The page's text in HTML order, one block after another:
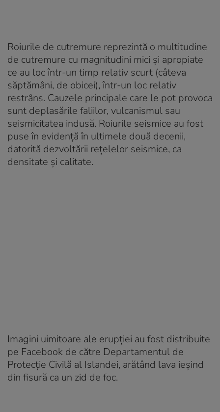
Roiurile de cutremure reprezintă o multitudine
de cutremure cu magnitudini mici și apropiate
ce au loc într-un timp relativ scurt (câteva
săptămâni, de obicei), într-un loc relativ
restrâns. Cauzele principale care le pot provoca
sunt deplasările faliilor, vulcanismul sau
seismicitatea indusă. Roiurile seismice au fost
puse în evidență în ultimele două decenii,
datorită dezvoltării rețelelor seismice, ca
densitate și calitate.
Imagini uimitoare ale erupției au fost distribuite
pe Facebook de către Departamentul de
Protecție Civilă al Islandei, arătând lava ieșind
din fisură ca un zid de foc.